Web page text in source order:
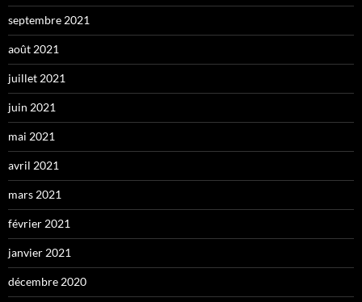
septembre 2021
août 2021
juillet 2021
juin 2021
mai 2021
avril 2021
mars 2021
février 2021
janvier 2021
décembre 2020